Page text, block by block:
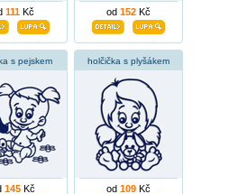
111 Kč od 152 Kč
s pejskem
145 Kč
holčička s plyšákem
od 109 Kč